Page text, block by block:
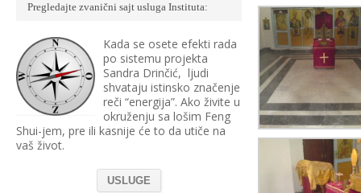
Pregledajte zvanični sajt usluga Instituta:
Kada se osete efekti rada
po sistemu projekta
Sandra Drinčić, ljudi
shvataju istinsko značenje
reči “energija”. Ako živite u
okruženju sa lošim Feng
Shui-jem, pre ili kasnije će to da utiče na
vaš život.
USLUGE